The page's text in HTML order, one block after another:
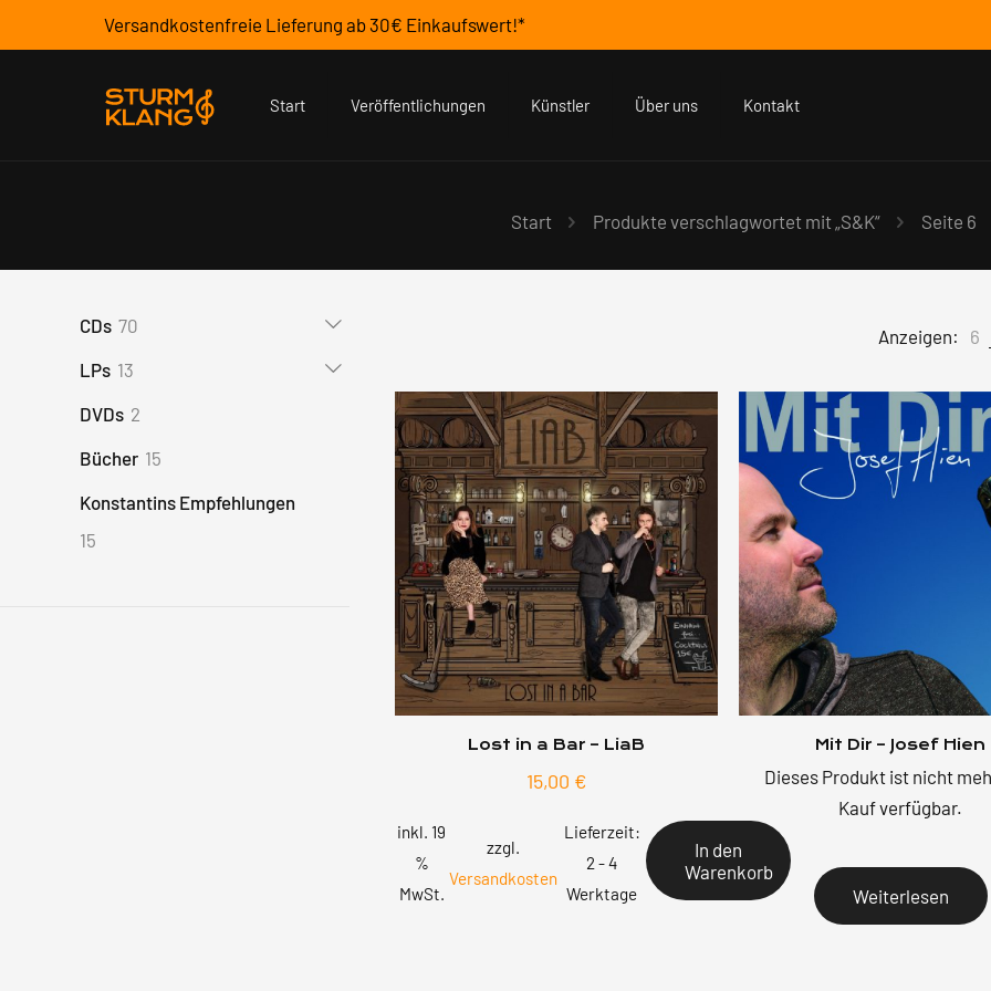
Versandkostenfreie Lieferung ab 30€ Einkaufswert!*
Start Veröffentlichungen Künstler Über uns Kontakt
Start Produkte verschlagwortet mit „S&K“ Seite 6
Anzeigen: 6
Lost in a Bar – LiaB
15,00 €
inkl. 19
%
MwSt.
zzgl.
Versandkosten
Lieferzeit:
2 - 4
Werktage
In den
Warenkorb
Mit Dir – Josef Hien
Dieses Produkt ist nicht
Kauf verfügbar.
Weiterlesen
CDs 70
LPs 13
DVDs 2
Bücher 15
Konstantins Empfehlungen
15